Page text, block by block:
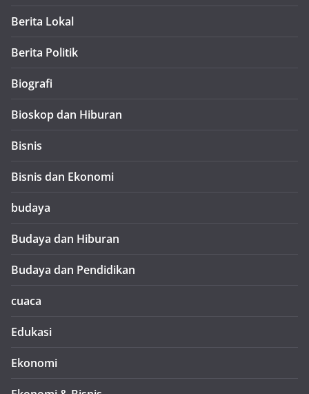
Berita Lokal
Berita Politik
Biografi
Bioskop dan Hiburan
Bisnis
Bisnis dan Ekonomi
budaya
Budaya dan Hiburan
Budaya dan Pendidikan
cuaca
Edukasi
Ekonomi